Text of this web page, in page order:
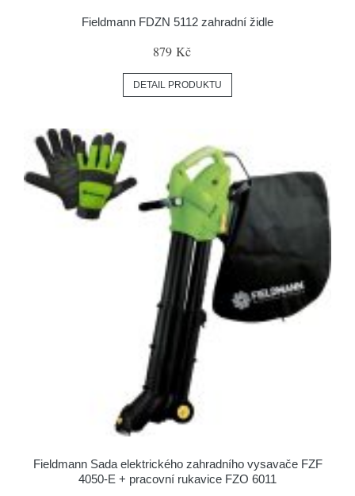
Fieldmann FDZN 5112 zahradní židle
879 Kč
DETAIL PRODUKTU
Fieldmann Sada elektrického zahradního vysavače FZF
4050-E + pracovní rukavice FZO 6011